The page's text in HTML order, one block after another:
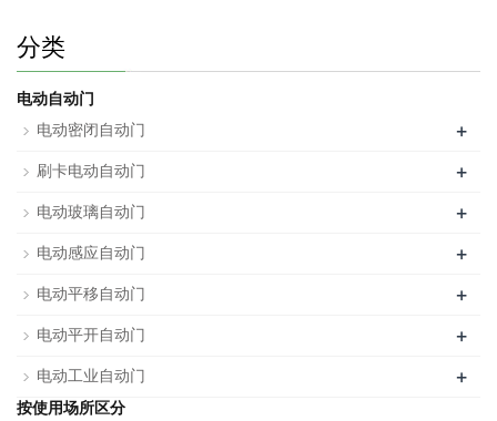
分类
电动自动门
电动密闭自动门
+
刷卡电动自动门 +
电动玻璃自动门 +
电动感应自动门 +
电动平移自动门 +
电动平开自动门 +
电动工业自动门 +
按使用场所区分